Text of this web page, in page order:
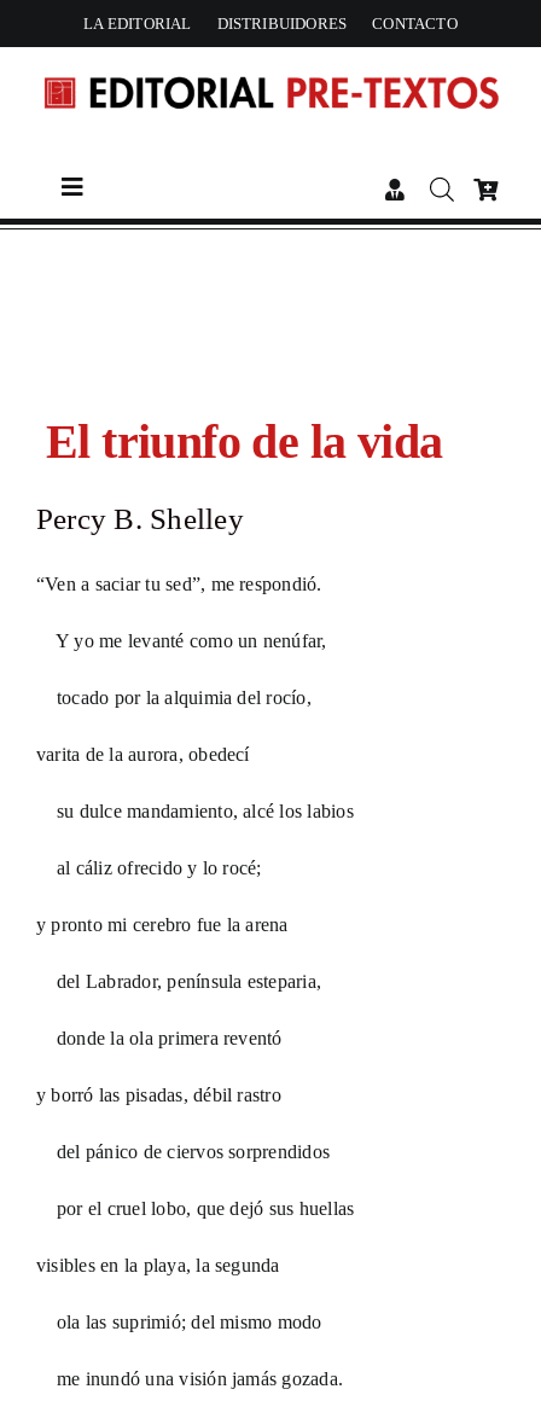
to
content
LA EDITORIAL DISTRIBUIDORES CONTACTO
Toggle
Navigation
El triunfo de la vida
Percy B. Shelley
“Ven a saciar tu sed”, me respondió.
Y yo me levanté como un nenúfar,
tocado por la alquimia del rocío,
varita de la aurora, obedecí
su dulce mandamiento, alcé los labios
al cáliz ofrecido y lo rocé;
y pronto mi cerebro fue la arena
del Labrador, península esteparia,
donde la ola primera reventó
y borró las pisadas, débil rastro
del pánico de ciervos sorprendidos
por el cruel lobo, que dejó sus huellas
visibles en la playa, la segunda
ola las suprimió; del mismo modo
me inundó una visión jamás gozada.